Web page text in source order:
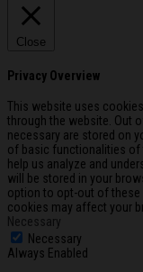
Close
Privacy Overview
This website uses
through the website. Out
necessary are stored on
of basic functionalities of
help us analyze and
will be stored in your
option to opt-out of
cookies may affect your
Necessary
Necessary
Always Enabled